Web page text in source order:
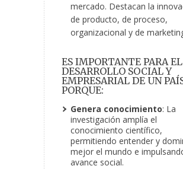
mercado. Destacan la
de producto, de proceso,
organizacional y de
ES IMPORTANTE PARA EL
DESARROLLO SOCIAL Y
EMPRESARIAL DE UN
PORQUE:
Genera conocimiento: La
investigación amplía el
conocimiento científico,
permitiendo entender y
mejor el mundo e
avance social.